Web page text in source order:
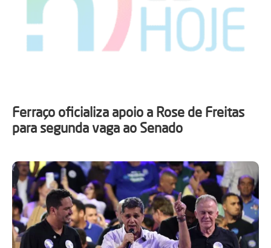
Ferraço oficializa apoio a Rose de Freitas
para segunda vaga ao Senado